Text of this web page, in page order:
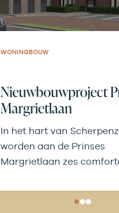
WONINGBOUW
Nieuwbouwproject
Margrietlaan
In het hart van
worden aan de Prinses
Margrietlaan zes
gerealiseerd. De
liggen op een rustige…